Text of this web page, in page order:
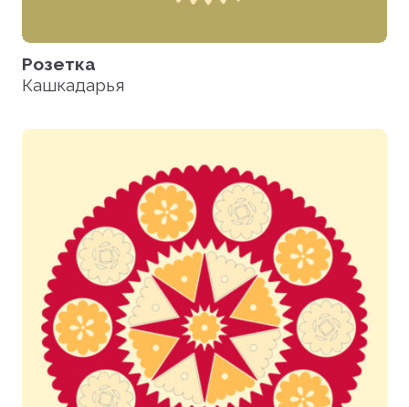
Розетка
Кашкадарья